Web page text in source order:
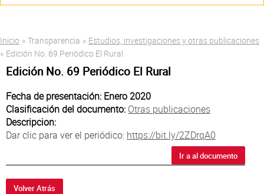
Transparencia
Mi Localidad
Participa
Usted está aquí
Inicio » Transparencia » Estudios, investigaciones y otras publicaciones
» Edición No. 69 Periódico El Rural
Edición No. 69 Periódico El Rural
Fecha de presentación: Enero 2020
Clasificación del documento: Otras publicaciones
Descripcion:
Dar clic para ver el periódico: https://bit.ly/2ZDrqA0
Ir a al documento
Volver Atrás